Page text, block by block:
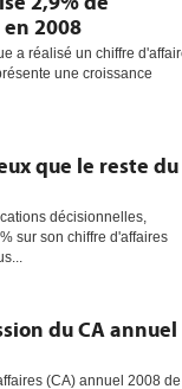
2008
a réalisé un chiffre
une croissance
que le reste du
décisionnelles,
sur son chiffre d'affaires
du CA annuel
(CA) annuel 2008 de